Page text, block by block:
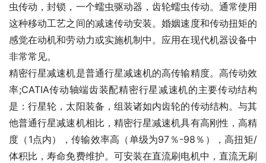
虫传动，封锁，一个蠕虫驱动器，齿轮蠕虫传动。通常使用
这种移动工艺之间的减速传动安装。婚姻速度和传动扭矩的
感觉在动机和劳动力或实施机制中。应用在现代机器设备中
非常常见。
精密行星减速机是普通行星减速机的高传输精度。高传动效
率;CATIA传动轴端齿装配精密行星减速机的主要传动结构
是：行星轮，太阳装备，组装诸如内齿轮的传动结构。与其
他普通行星减速机相比，精密行星减速机具有高刚性，高精
度（1点内），传输效率高（单级为97％-98％），高扭矩/
体积比，寿命免费维护。可安装在直流刷电机中，直流无刷